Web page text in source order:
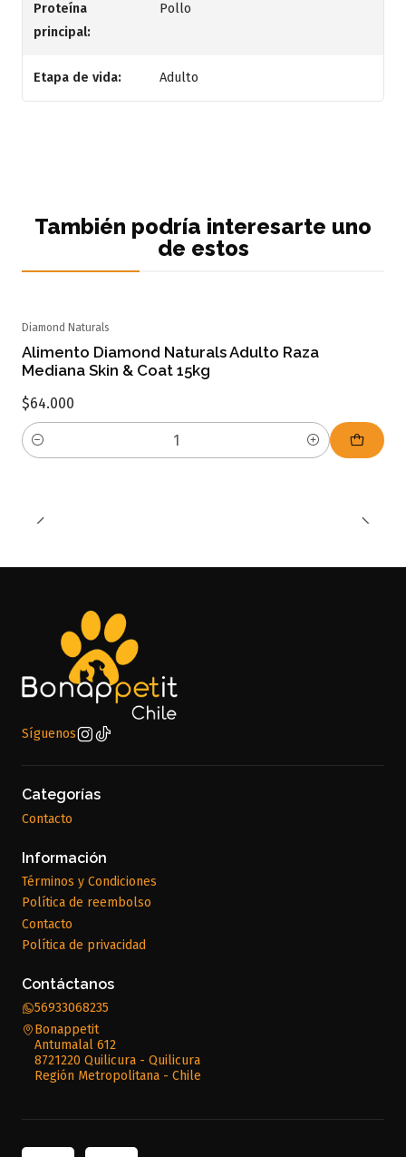
Proteína
principal:
Pollo
Etapa de vida: Adulto
También podría interesarte uno
de estos
Diamond Naturals
Alimento Diamond Naturals Adulto Raza
Mediana Skin & Coat 15kg
$64.000
Cantidad
Síguenos
Categorías
Contacto
Información
Términos y Condiciones
Política de reembolso
Contacto
Política de privacidad
Contáctanos
56933068235
Bonappetit
Antumalal 612
8721220 Quilicura - Quilicura
Región Metropolitana - Chile